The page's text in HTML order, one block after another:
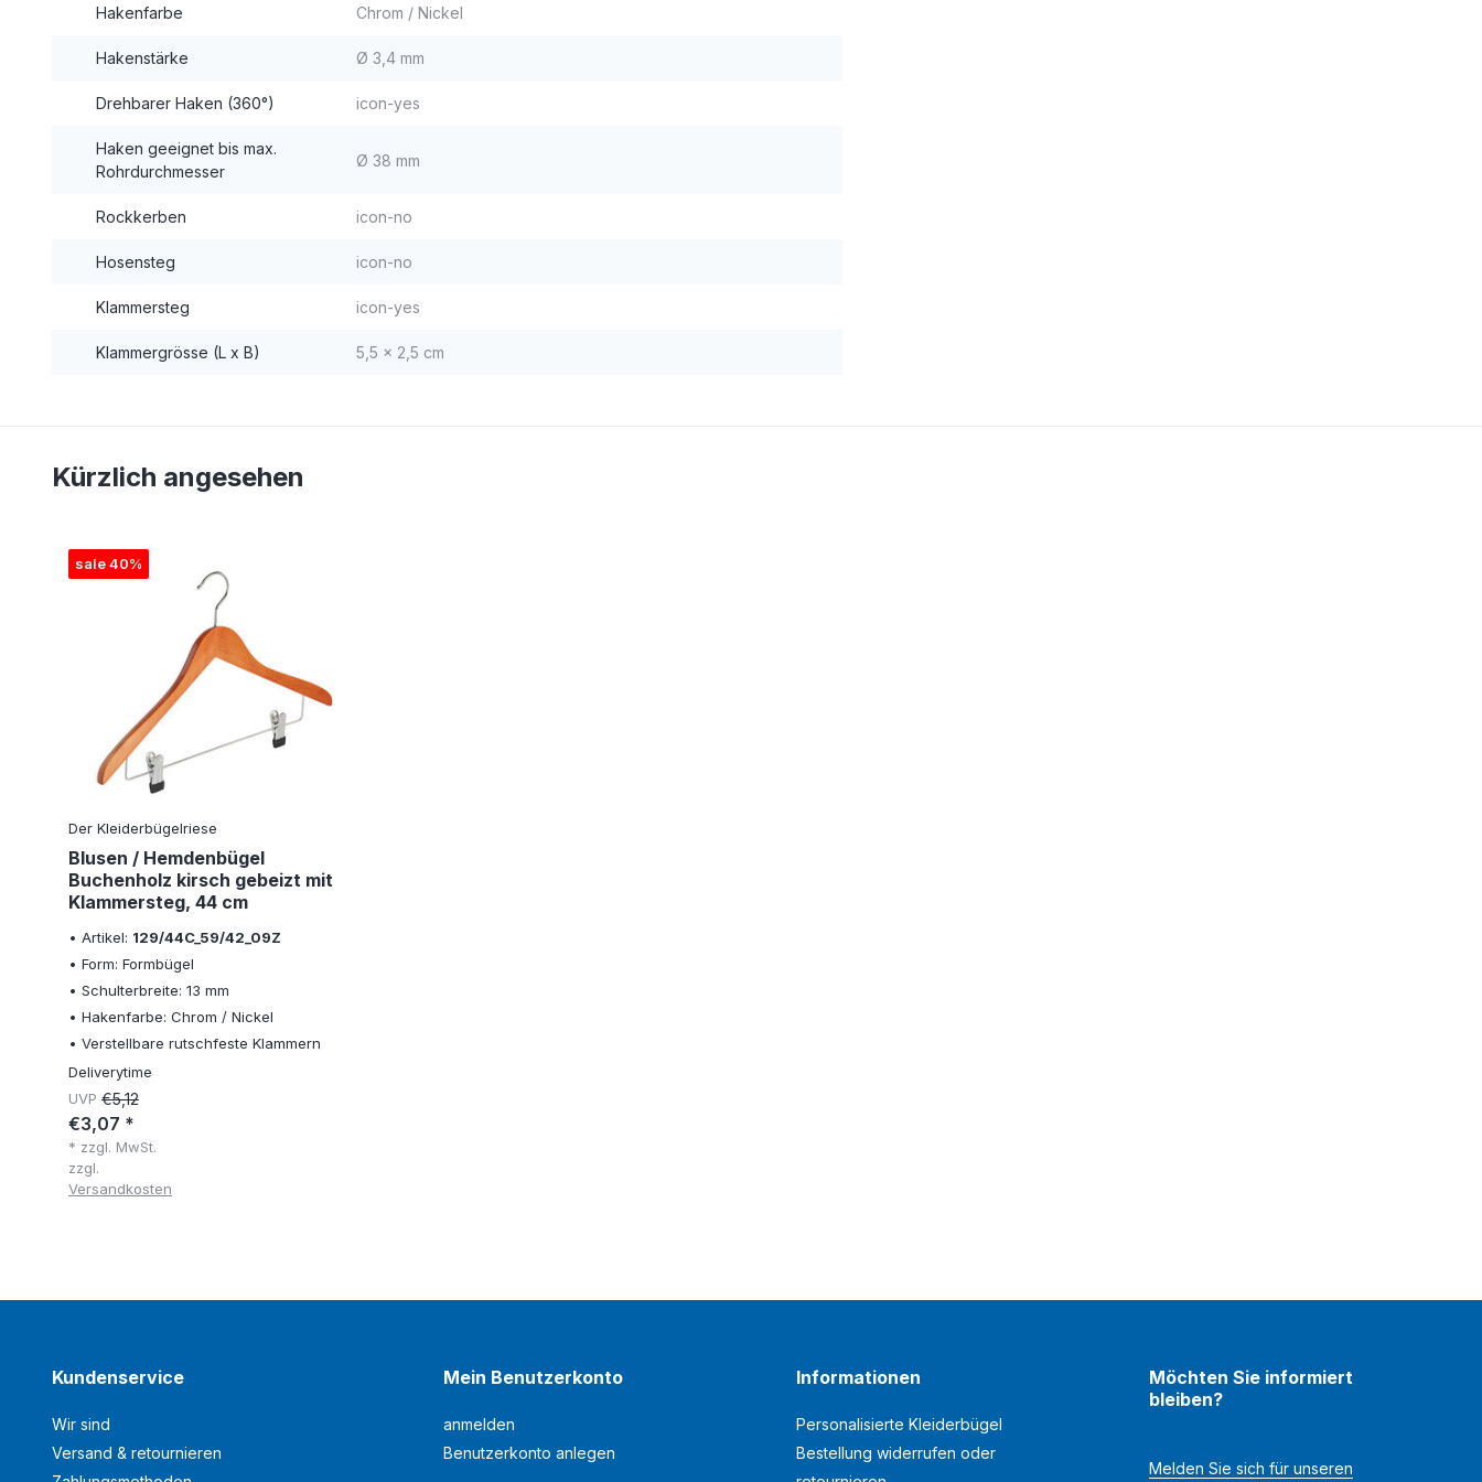
Hakenfarbe Chrom / Nickel
Hakenstärke Ø 3,4 mm
Drehbarer Haken (360°) icon-yes
Haken geeignet bis max.
Rohrdurchmesser
Ø 38 mm
Rockkerben icon-no
Hosensteg icon-no
Klammersteg icon-yes
Klammergrösse (L x B) 5,5 x 2,5 cm
Kürzlich angesehen
sale 40%
Der Kleiderbügelriese
Blusen / Hemdenbügel
Buchenholz kirsch gebeizt mit
Klammersteg, 44 cm
• Artikel: 129/44C_59/42_09Z
• Form: Formbügel
• Schulterbreite: 13 mm
• Hakenfarbe: Chrom / Nickel
• Verstellbare rutschfeste Klammern
Deliverytime
UVP €5,12
€3,07 *
* zzgl. MwSt.
zzgl.
Versandkosten
Kundenservice
Wir sind
Versand & retournieren
Mein Benutzerkonto
anmelden
Benutzerkonto anlegen
Informationen
Personalisierte Kleiderbügel
Bestellung widerrufen oder
Möchten Sie informiert
bleiben?
Melden Sie sich für unseren